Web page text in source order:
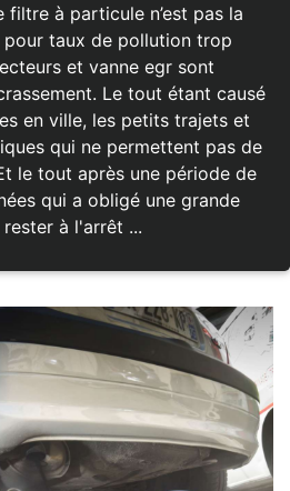
filtre à particule n’est pas la
pour taux de pollution trop
et vanne egr sont
Le tout étant causé
en ville, les petits trajets et
qui ne permettent pas de
le tout après une période de
qui a obligé une grande
à l'arrêt ...